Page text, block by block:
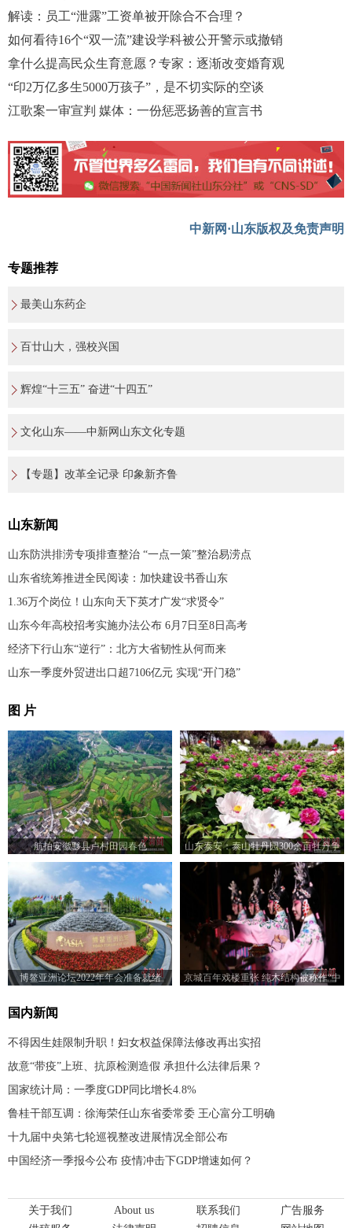
解读：员工“泄露”工资单被开除合不合理？
如何看待16个“双一流”建设学科被公开警示或撤销
拿什么提高民众生育意愿？专家：逐渐改变婚育观
“印2万亿多生5000万孩子”，是不切实际的空谈
江歌案一审宣判 媒体：一份惩恶扬善的宣言书
中新网·山东版权及免责声明
专题推荐
最美山东药企
百廿山大，强校兴国
辉煌“十三五” 奋进“十四五”
文化山东——中新网山东文化专题
【专题】改革全记录 印象新齐鲁
山东新闻
山东防洪排涝专项排查整治 “一点一策”整治易涝点
山东省统筹推进全民阅读：加快建设书香山东
1.36万个岗位！山东向天下英才广发“求贤令”
山东今年高校招考实施办法公布 6月7日至8日高考
经济下行山东“逆行”：北方大省韧性从何而来
山东一季度外贸进出口超7106亿元 实现“开门稳”
图 片
航拍安徽黟县卢村田园春色
山东泰安：泰山牡丹园300余亩牡丹争
相绽放
博鳌亚洲论坛2022年年会准备就绪
京城百年戏楼重张 纯木结构被称作“中
国内新闻
不得因生娃限制升职！妇女权益保障法修改再出实招
故意“带疫”上班、抗原检测造假 承担什么法律后果？
国家统计局：一季度GDP同比增长4.8%
鲁桂干部互调：徐海荣任山东省委常委 王心富分工明确
十九届中央第七轮巡视整改进展情况全部公布
中国经济一季报今公布 疫情冲击下GDP增速如何？
关于我们 About us 联系我们
广告服务